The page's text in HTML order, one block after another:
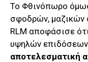
To Φθινόπωρο
σφοδρών, μαζικών
RLM αποφάσισε
υψηλών
αποτελεσματική